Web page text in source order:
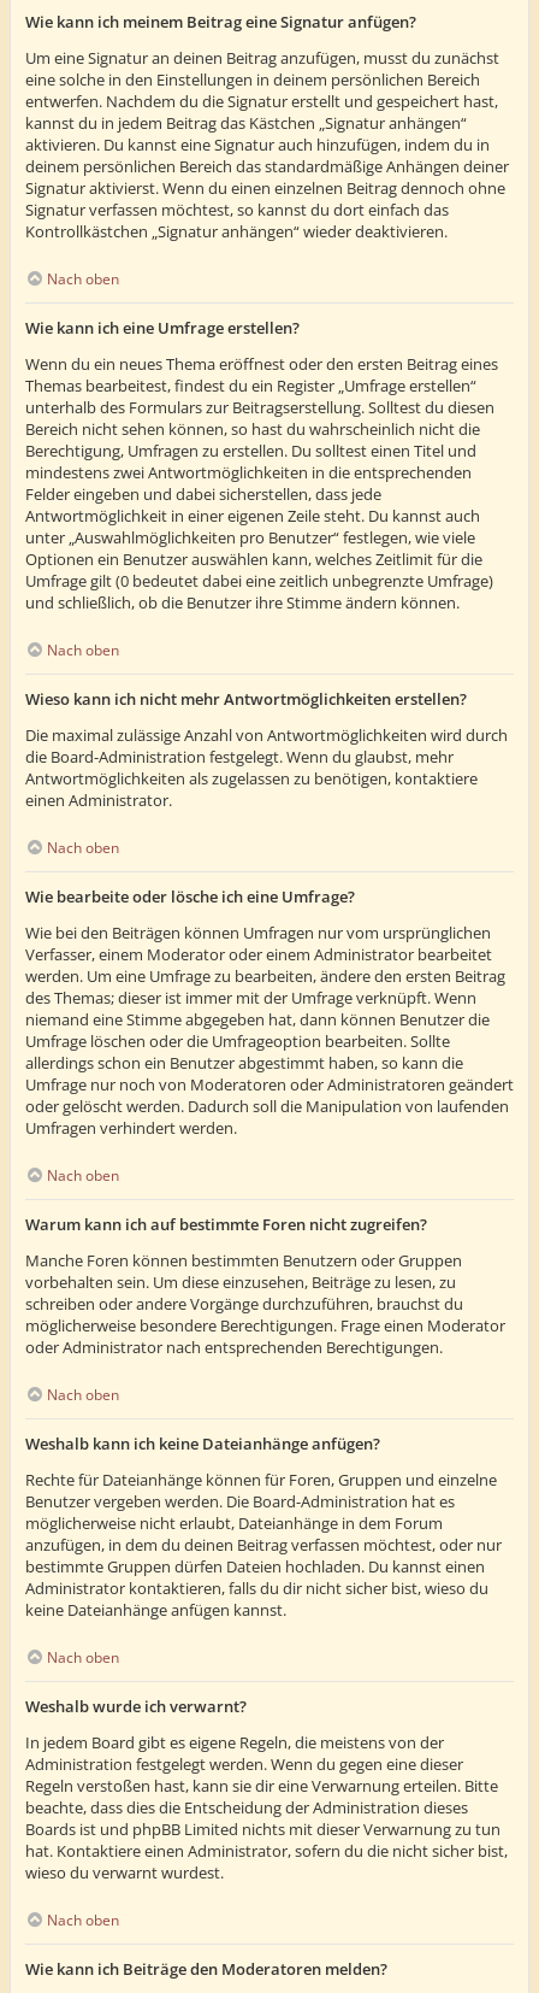
Wie kann ich meinem Beitrag eine Signatur anfügen?
Um eine Signatur an deinen Beitrag anzufügen, musst du zunächst
eine solche in den Einstellungen in deinem persönlichen Bereich
entwerfen. Nachdem du die Signatur erstellt und gespeichert hast,
kannst du in jedem Beitrag das Kästchen „Signatur anhängen“
aktivieren. Du kannst eine Signatur auch hinzufügen, indem du in
deinem persönlichen Bereich das standardmäßige Anhängen deiner
Signatur aktivierst. Wenn du einen einzelnen Beitrag dennoch ohne
Signatur verfassen möchtest, so kannst du dort einfach das
Kontrollkästchen „Signatur anhängen“ wieder deaktivieren.
Nach oben
Wie kann ich eine Umfrage erstellen?
Wenn du ein neues Thema eröffnest oder den ersten Beitrag eines
Themas bearbeitest, findest du ein Register „Umfrage erstellen“
unterhalb des Formulars zur Beitragserstellung. Solltest du diesen
Bereich nicht sehen können, so hast du wahrscheinlich nicht die
Berechtigung, Umfragen zu erstellen. Du solltest einen Titel und
mindestens zwei Antwortmöglichkeiten in die entsprechenden
Felder eingeben und dabei sicherstellen, dass jede
Antwortmöglichkeit in einer eigenen Zeile steht. Du kannst auch
unter „Auswahlmöglichkeiten pro Benutzer“ festlegen, wie viele
Optionen ein Benutzer auswählen kann, welches Zeitlimit für die
Umfrage gilt (0 bedeutet dabei eine zeitlich unbegrenzte Umfrage)
und schließlich, ob die Benutzer ihre Stimme ändern können.
Nach oben
Wieso kann ich nicht mehr Antwortmöglichkeiten erstellen?
Die maximal zulässige Anzahl von Antwortmöglichkeiten wird durch
die Board-Administration festgelegt. Wenn du glaubst, mehr
Antwortmöglichkeiten als zugelassen zu benötigen, kontaktiere
einen Administrator.
Nach oben
Wie bearbeite oder lösche ich eine Umfrage?
Wie bei den Beiträgen können Umfragen nur vom ursprünglichen
Verfasser, einem Moderator oder einem Administrator bearbeitet
werden. Um eine Umfrage zu bearbeiten, ändere den ersten Beitrag
des Themas; dieser ist immer mit der Umfrage verknüpft. Wenn
niemand eine Stimme abgegeben hat, dann können Benutzer die
Umfrage löschen oder die Umfrageoption bearbeiten. Sollte
allerdings schon ein Benutzer abgestimmt haben, so kann die
Umfrage nur noch von Moderatoren oder Administratoren geändert
oder gelöscht werden. Dadurch soll die Manipulation von laufenden
Umfragen verhindert werden.
Nach oben
Warum kann ich auf bestimmte Foren nicht zugreifen?
Manche Foren können bestimmten Benutzern oder Gruppen
vorbehalten sein. Um diese einzusehen, Beiträge zu lesen, zu
schreiben oder andere Vorgänge durchzuführen, brauchst du
möglicherweise besondere Berechtigungen. Frage einen Moderator
oder Administrator nach entsprechenden Berechtigungen.
Nach oben
Weshalb kann ich keine Dateianhänge anfügen?
Rechte für Dateianhänge können für Foren, Gruppen und einzelne
Benutzer vergeben werden. Die Board-Administration hat es
möglicherweise nicht erlaubt, Dateianhänge in dem Forum
anzufügen, in dem du deinen Beitrag verfassen möchtest, oder nur
bestimmte Gruppen dürfen Dateien hochladen. Du kannst einen
Administrator kontaktieren, falls du dir nicht sicher bist, wieso du
keine Dateianhänge anfügen kannst.
Nach oben
Weshalb wurde ich verwarnt?
In jedem Board gibt es eigene Regeln, die meistens von der
Administration festgelegt werden. Wenn du gegen eine dieser
Regeln verstoßen hast, kann sie dir eine Verwarnung erteilen. Bitte
beachte, dass dies die Entscheidung der Administration dieses
Boards ist und phpBB Limited nichts mit dieser Verwarnung zu tun
hat. Kontaktiere einen Administrator, sofern du die nicht sicher bist,
wieso du verwarnt wurdest.
Nach oben
Wie kann ich Beiträge den Moderatoren melden?